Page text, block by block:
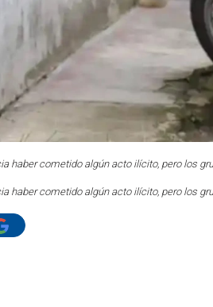
haber cometido algún acto ilícito, pero los
haber cometido algún acto ilícito, pero los